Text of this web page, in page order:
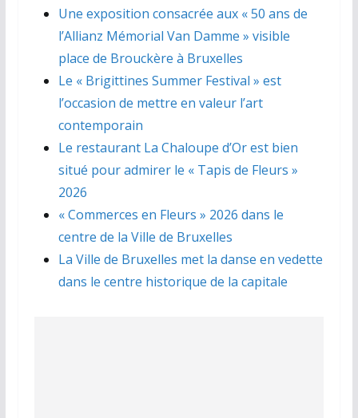
Une exposition consacrée aux « 50 ans de
l’Allianz Mémorial Van Damme » visible
place de Brouckère à Bruxelles
Le « Brigittines Summer Festival » est
l’occasion de mettre en valeur l’art
contemporain
Le restaurant La Chaloupe d’Or est bien
situé pour admirer le « Tapis de Fleurs »
2026
« Commerces en Fleurs » 2026 dans le
centre de la Ville de Bruxelles
La Ville de Bruxelles met la danse en vedette
dans le centre historique de la capitale